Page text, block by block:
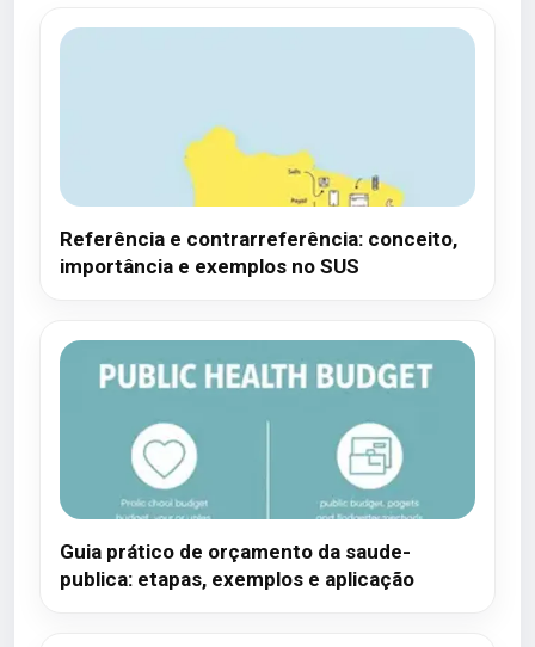
Referência e contrarreferência: conceito,
importância e exemplos no SUS
Guia prático de orçamento da saude-
publica: etapas, exemplos e aplicação